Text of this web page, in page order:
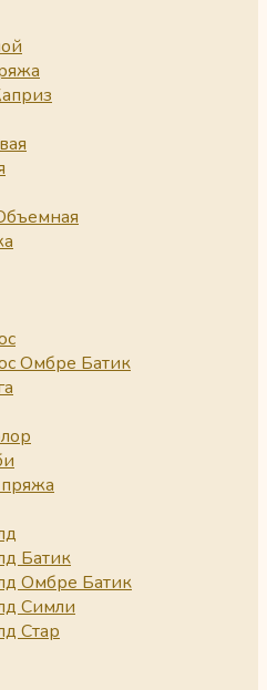
Омбре Батик
Батик
Омбре Батик
Симли
Стар